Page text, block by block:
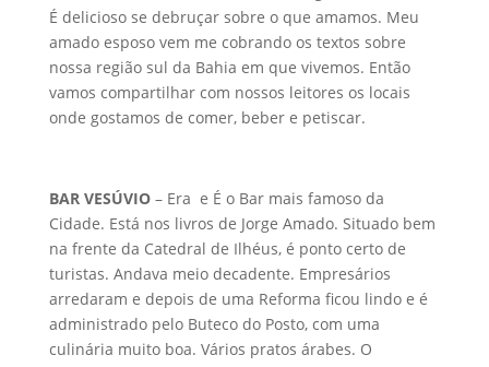
BAR VESÚVIO– Era e É o Bar mais famoso da
Cidade. Está nos livros de Jorge Amado. Situado bem
na frente da Catedral de Ilhéus, é ponto certo de
turistas. Andava meio decadente. Empresários
culinária muito boa. Vários pratos árabes. O
babaganush, que é uma pasta de beringela com
pães sírios, é de comer rezando. Para quem não
conhece comida árabe vale a pena pedir um prato
que vem como um pouquinho de cada coisa. Outra
pedida boa é a linguiça alemã e o filé ou camarão
gratinado que vem dentro de um pão italiano com